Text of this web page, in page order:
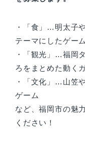
・「食」…明太子
テーマにしたゲーム
・「観光」…福岡
ろをまとめた動く
・「文化」…山笠
ゲーム
など、福岡市の魅
ください！